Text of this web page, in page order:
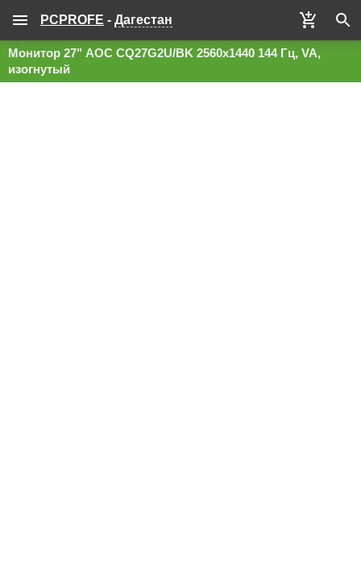
PCPROFE - Дагестан
Монитор 27" AOC CQ27G2U/BK 2560x1440 144 Гц, VA,
изогнутый